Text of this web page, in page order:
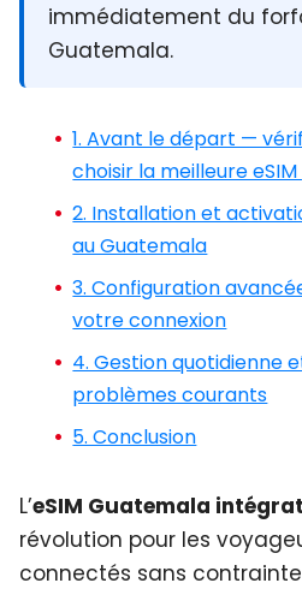
immédiatement du
Guatemala.
1. Avant le départ —
choisir la meilleure
2. Installation et
au Guatemala
3. Configuration
votre connexion
4. Gestion quotidienne
problèmes courants
5. Conclusion
L’eSIM Guatemala
révolution pour les
connectés sans